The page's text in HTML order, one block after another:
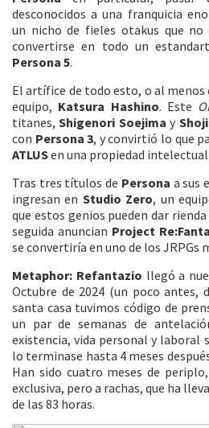
desconocidos a una franquicia
un nicho de fieles otakus que no
convertirse en todo un
Persona 5.
El artífice de todo esto, o al menos
equipo, Katsura Hashino. Este
titanes,Shigenori Soejima y
con Persona 3, y convirtió lo que
ATLUSen una propiedad
Tras tres títulos de Persona a sus
ingresan en Studio Zero, un
que estos genios pueden dar
seguida anuncian Project
se convertiría en uno de los JRPGs
Metaphor: Refantazio llegó a
Octubre de 2024 (un poco antes,
santa casa tuvimos código de
un par de semanas de
existencia, vida personal y laboral
lo terminase hasta 4 meses
Han sido cuatro meses de
exclusiva, pero a rachas, que ha
de las 83 horas.